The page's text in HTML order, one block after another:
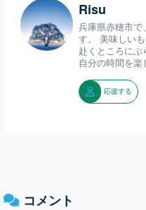
Risu
兵庫県赤穂市で
す。 美味しい
赴くところにぶ
自分の時間を楽
応援する
コメント